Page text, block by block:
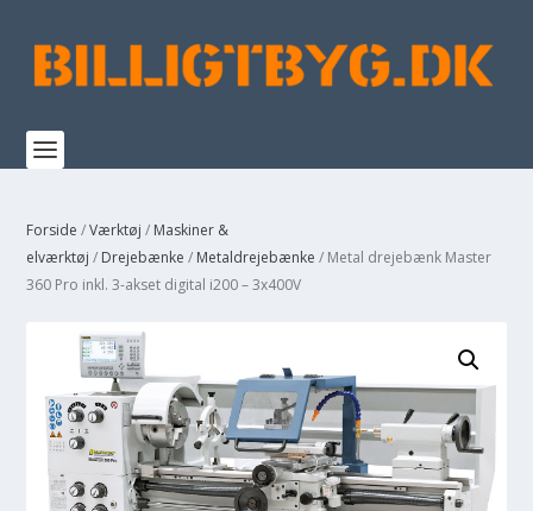
Forside /Værktøj / Maskiner &
elværktøj / Drejebænke / Metaldrejebænke / Metal drejebænk Master
360 Pro inkl. 3-akset digital i200 – 3x400V